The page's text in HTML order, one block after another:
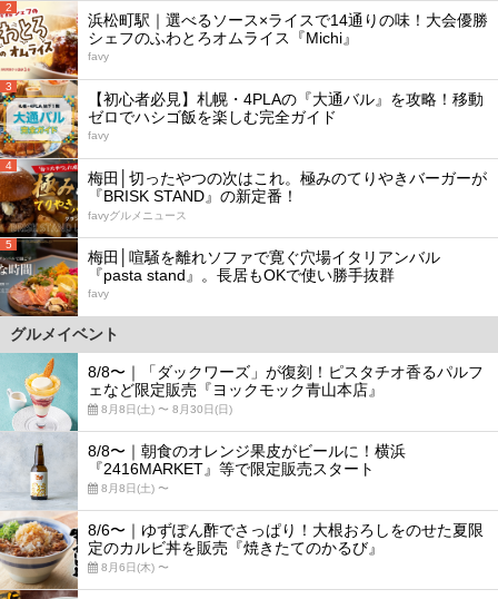
2
浜松町駅｜選べるソース×ライスで14通りの味！大会優勝
シェフのふわとろオムライス『Michi』
favy
3
【初心者必見】札幌・4PLAの『大通バル』を攻略！移動
ゼロでハシゴ飯を楽しむ完全ガイド
favy
4
梅田│切ったやつの次はこれ。極みのてりやきバーガーが
『BRISK STAND』の新定番！
favyグルメニュース
5
梅田│喧騒を離れソファで寛ぐ穴場イタリアンバル
『pasta stand』。長居もOKで使い勝手抜群
favy
グルメイベント
8/8〜｜「ダックワーズ」が復刻！ピスタチオ香るパルフ
ェなど限定販売『ヨックモック青山本店』
8月8日(土) 〜 8月30日(日)
8/8〜｜朝食のオレンジ果皮がビールに！横浜
『2416MARKET』等で限定販売スタート
8月8日(土) 〜
8/6〜｜ゆずぽん酢でさっぱり！大根おろしをのせた夏限
定のカルビ丼を販売『焼きたてのかるび』
8月6日(木) 〜